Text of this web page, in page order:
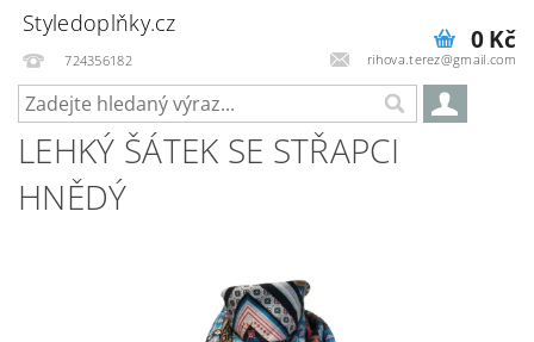
Styledoplňky.cz
724356182 rihova.terez@gmail.com
0 Kč
LEHKÝ ŠÁTEK SE STŘAPCI
HNĚDÝ